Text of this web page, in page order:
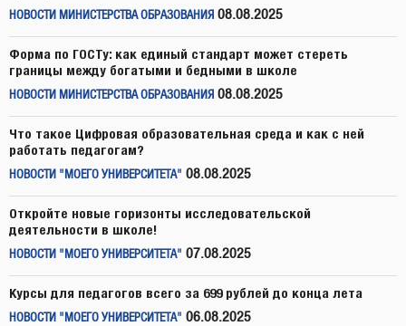
НОВОСТИ МИНИСТЕРСТВА ОБРАЗОВАНИЯ 08.08.2025
Форма по ГОСТу: как единый стандарт может стереть
границы между богатыми и бедными в школе
НОВОСТИ МИНИСТЕРСТВА ОБРАЗОВАНИЯ 08.08.2025
Что такое Цифровая образовательная среда и как с ней
работать педагогам?
НОВОСТИ "МОЕГО УНИВЕРСИТЕТА" 08.08.2025
Откройте новые горизонты исследовательской
деятельности в школе!
НОВОСТИ "МОЕГО УНИВЕРСИТЕТА" 07.08.2025
Курсы для педагогов всего за 699 рублей до конца лета
НОВОСТИ "МОЕГО УНИВЕРСИТЕТА" 06.08.2025